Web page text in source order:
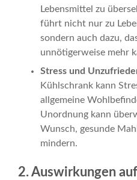
Lebensmittel zu
führt nicht nur zu
sondern auch dazu,
unnötigerweise mehr
Stress und
Kühlschrank kann
allgemeine
Unordnung kann
Wunsch, gesunde
mindern.
2. Auswirkungen auf